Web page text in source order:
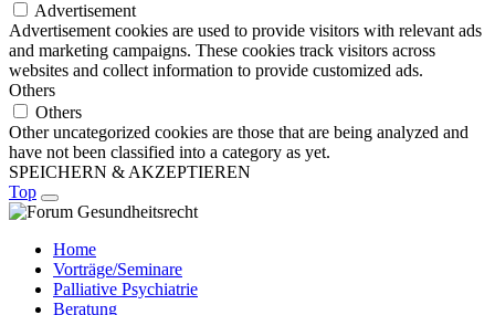
Advertisement
Advertisement cookies are used to provide visitors with relevant ads
and marketing campaigns. These cookies track visitors across
websites and collect information to provide customized ads.
Others
Others
Other uncategorized cookies are those that are being analyzed and
have not been classified into a category as yet.
SPEICHERN & AKZEPTIEREN
Top
Home
Vorträge/Seminare
Palliative Psychiatrie
Beratung